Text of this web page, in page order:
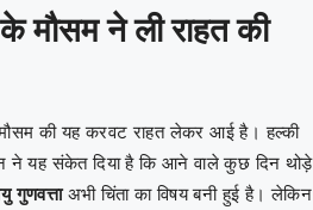
के मौसम ने ली राहत की
मौसम की यह करवट राहत लेकर आई है। हल्की
ने यह संकेत दिया है कि आने वाले कुछ दिन थोड़े
गुणवत्ताअभी चिंता का विषय बनी हुई है। लेकिन